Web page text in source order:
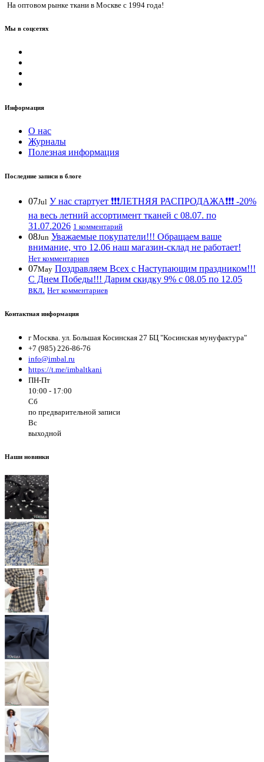
На оптовом рынке ткани в Москве с 1994 года!
Мы в соцсетях
Информация
О нас
Журналы
Полезная информация
Последние записи в блоге
07Jul У нас стартует ❗️❗️❗️ЛЕТНЯЯ РАСПРОДАЖА❗️❗️❗️ -20%
на весь летний ассортимент тканей с 08.07. по
31.07.2026 1 комментарий
08Jun Уважаемые покупатели!!! Обращаем ваше
внимание, что 12.06 наш магазин-склад не работает!
Нет комментариев
07May Поздравляем Всех с Наступающим праздником!!!
С Днем Победы!!! Дарим скидку 9% с 08.05 по 12.05
вкл. Нет комментариев
Контактная информация
г Москва. ул. Большая Косинская 27 БЦ "Косинская мунуфактура"
+7 (985) 226-86-76
info@imbal.ru
https://t.me/imbaltkani
ПН-Пт
10:00 - 17:00
Сб
по предварительной записи
Вс
выходной
Наши новинки